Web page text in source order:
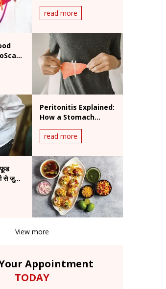
read more
Peritonitis Explained:
How a Stomach
Life-Threatening
read more
फ़ूड
से जुड़े
View more
Appointment
TODAY